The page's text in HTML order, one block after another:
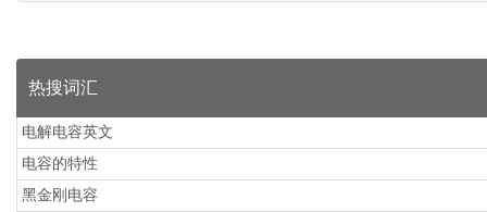
热搜词汇
电解电容英文
电容的特性
黑金刚电容